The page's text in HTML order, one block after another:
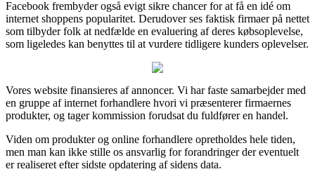
Facebook frembyder også evigt sikre chancer for at få en idé om
internet shoppens popularitet. Derudover ses faktisk firmaer på nettet
som tilbyder folk at nedfælde en evaluering af deres købsoplevelse,
som ligeledes kan benyttes til at vurdere tidligere kunders oplevelser.
Vores website finansieres af annoncer. Vi har faste samarbejder med
en gruppe af internet forhandlere hvori vi præsenterer firmaernes
produkter, og tager kommission forudsat du fuldfører en handel.
Viden om produkter og online forhandlere opretholdes hele tiden,
men man kan ikke stille os ansvarlig for forandringer der eventuelt
er realiseret efter sidste opdatering af sidens data.